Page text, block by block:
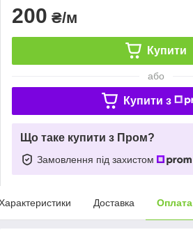
200 ₴/м
Купити
або
Купити з
Що таке купити з Пром?
Замовлення під захистом
Доставка Оплата